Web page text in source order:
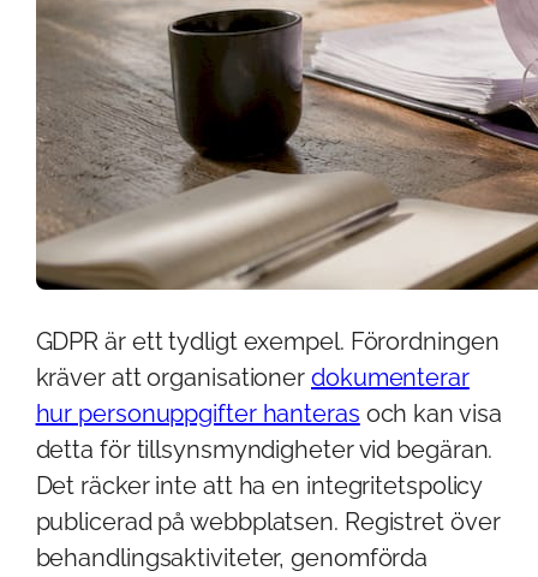
GDPR är ett tydligt exempel. Förordningen
kräver att organisationer dokumenterar
hur personuppgifter hanteras och kan visa
detta för tillsynsmyndigheter vid begäran.
Det räcker inte att ha en integritetspolicy
publicerad på webbplatsen. Registret över
behandlingsaktiviteter, genomförda